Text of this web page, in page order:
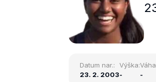
Datum nar.:
23. 2. 2003
Výška:
-
-